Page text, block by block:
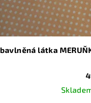
bavlněná látka